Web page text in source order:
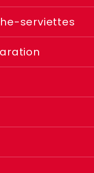
serviettes